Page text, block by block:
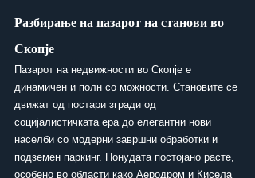
Разбирање на пазарот на станови во
Скопје
Пазарот на недвижности во Скопје е
динамичен и полн со можности. Становите се
движат од постари згради од
социјалистичката ера до елегантни нови
населби со модерни завршни обработки и
подземен паркинг. Понудата постојано расте,
особено во области како Аеродром и Кисела